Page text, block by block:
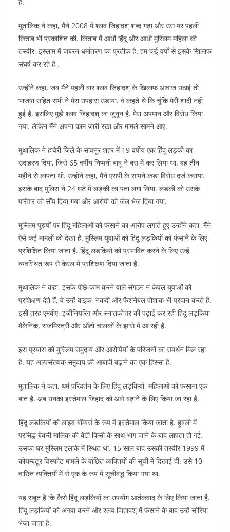
मुतालिक ने कहा, मैंने 2008 में श्लव जिहादश् शब्द गढ़ा और उस पर पहली
किताब भी प्रकाशित की. किताब में आधी हिंदू और आधी मुस्लिम महिला की
तस्वीर, इस्लाम में जबरन धर्मांतरण का प्रतीक है. हम कई वर्षों से इसके खिलाफ
संघर्ष कर रहे हैं .
उन्होंने कहा, जब मैंने पहली बार श्लव जिहादश् के खिलाफ आवाज उठाई तो
भाजपा सहित सभी ने मेरा उपहास उड़ाया. वे कहते थे कि चूंकि मेरी शादी नहीं
हुई है, इसलिए मुझे श्लव जिहादश् का जुनून है. मेरा अपमान और विरोध किया
गया. लेकिन मैंने अपना काम जारी रखा और मामले सामने आए.
मुथालिक ने हावेरी जिले के सावनूर शहर में 19 वर्षीय एक हिंदू लड़की का
उदाहरण दिया, जिसे 65 वर्षीय निप्पनी बाबू ने बस में कर लिया था. वह तीन
महीने से लापता थी. उन्होंने कहा, मैंने एसपी के सामने कड़ा विरोध दर्ज कराया.
इसके बाद पुलिस ने 24 घंटे में लड़की का पता लगा लिया. लड़की को उसके
परिवार को सौंप दिया गया और आरोपी को जेल भेज दिया गया.
मुस्लिम पुरुषों पर हिंदू महिलाओं को फंसाने का आरोप लगाते हुए उन्होंने कहा, मैंने
ऐसे कई मामलों को देखा है. मुस्लिम युवाओं को हिंदू लड़कियों को फंसाने के लिए
प्रशिक्षित किया जाता है. हिंदू लड़कियों को प्रभावित करने के लिए उन्हें
व्यवस्थित रूप से केरल में प्रशिक्षण दिया जाता है.
मुथालिक ने कहा, इसके पीछे काम करने वाले संगठन न केवल युवाओं को
प्रशिक्षण देते हैं, वे उन्हें बाइक, नकदी और फैशनेबल पोशाक भी प्रदान करते हैं.
इसी तरह एमबीए, इंजीनियरिंग और स्नातकोत्तर की पढ़ाई कर रही हिंदू लड़कियां
मैकेनिक, राजमिस्त्री और ऑटो चालकों के झांसे में आ रही हैं.
इस प्रयास को मुस्लिम समुदाय और आरोपियों के परिजनों का समर्थन मिल रहा
है. यह अल्पसंख्यक समुदाय की आबादी बढ़ाने का एक हिस्सा है.
मुतालिक ने कहा, धर्म परिवर्तन के लिए हिंदू लड़कियों, महिलाओं को फंसाना एक
बात है. अब उनका इस्तेमाल जिहाद को आगे बढ़ाने के लिए किया जा रहा है.
हिंदू लड़कियों को लाइव बॉम्बर्स के रूप में इस्तेमाल किया जाता है. हुबली में
प्रसिद्ध बेकरी मालिक की बेटी किसी के साथ भाग जाने के बाद लापता हो गई.
उसका घर मुस्लिम इलाके में स्थित था. 15 साल बाद उसकी तस्वीर 1999 में
कोयम्बटूर विस्फोट मामले के वांछित व्यक्तियों की सूची में दिखाई दी. उसे 10
वांछित व्यक्तियों में से एक के रूप में सूचीबद्ध किया गया था.
यह सबूत है कि कैसे हिंदू लड़कियों का उपयोग आतंकवाद के लिए किया जाता है.
हिंदू लड़कियों को अगवा करने और श्लव जिहादश् में फंसाने के बाद उन्हें सीरिया
भेजा जाता है.